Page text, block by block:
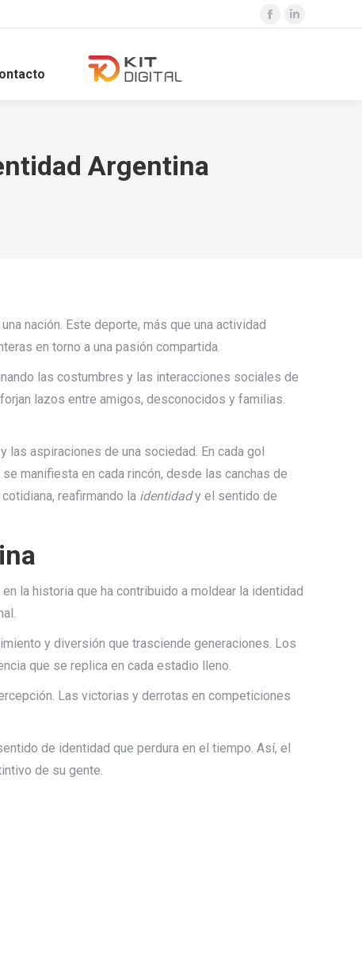
Facebook
Linkedin
Argentina
nación. Este deporte, más que una actividad
en torno a una pasión compartida.
las costumbres y las interacciones sociales de
lazos entre amigos, desconocidos y familias.
aspiraciones de una sociedad. En cada gol
manifiesta en cada rincón, desde las canchas de
reafirmando la identidady el sentido de
la historia que ha contribuido a moldear la identidad
y diversión que trasciende generaciones. Los
que se replica en cada estadio lleno.
Las victorias y derrotas en competiciones
de identidad que perdura en el tiempo. Así, el
de su gente.